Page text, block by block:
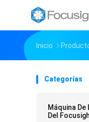
Inicio
Categorías
Máquina De
Del